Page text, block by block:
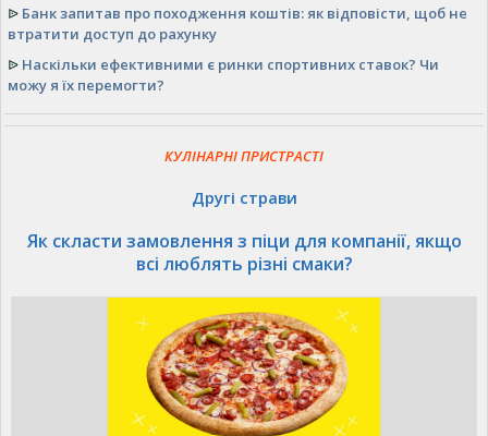
ᐉ Банк запитав про походження коштів: як відповісти, щоб не
втратити доступ до рахунку
ᐉ Наскільки ефективними є ринки спортивних ставок? Чи
можу я їх перемогти?
КУЛІНАРНІ ПРИСТРАСТІ
Другі страви
Як скласти замовлення з піци для компанії, якщо
всі люблять різні смаки?